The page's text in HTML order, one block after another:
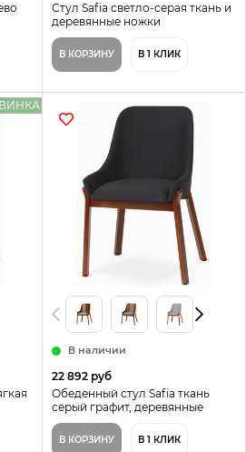
Стул Safia светло-серая ткань и
деревянные ножки
В КОРЗИНУ В 1 КЛИК
В наличии
22 892 руб
Обеденный стул Safia ткань
серый графит, деревянные
ножки цвет орех
В КОРЗИНУ В 1 КЛИК